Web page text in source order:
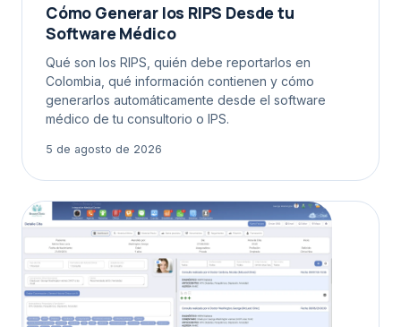
Cómo Generar los RIPS Desde tu
Software Médico
Qué son los RIPS, quién debe reportarlos en
Colombia, qué información contienen y cómo
generarlos automáticamente desde el software
médico de tu consultorio o IPS.
5 de agosto de 2026